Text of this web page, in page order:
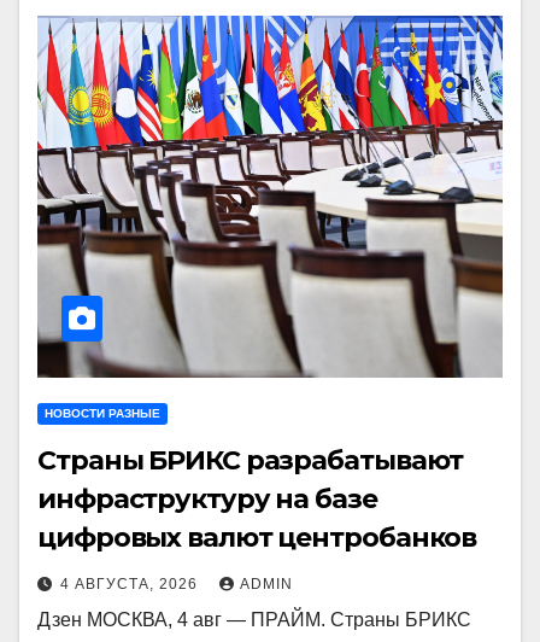
НОВОСТИ РАЗНЫЕ
Страны БРИКС разрабатывают
инфраструктуру на базе
цифровых валют центробанков
4 АВГУСТА, 2026 ADMIN
Дзен МОСКВА, 4 авг — ПРАЙМ. Страны БРИКС